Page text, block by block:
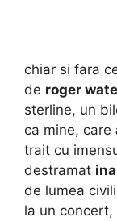
chiar si fara
de roger
sterline, un
ca mine, care
trait cu
destramat
de lumea
la un concert,